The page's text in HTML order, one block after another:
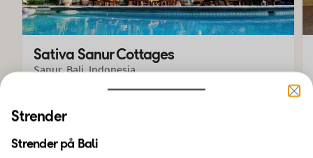
Sativa Sanur Cottages
Sanur, Bali, Indonesia
Pakkereise med fly og hotell
Avreise 26. okt 2026 fra Oslo, Gardermoen
Strender
Strender på Bali